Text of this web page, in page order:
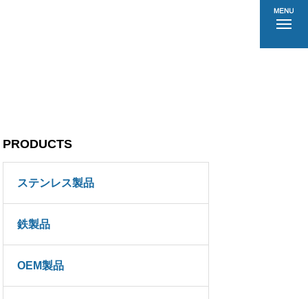
PRODUCTS
ステンレス製品
鉄製品
OEM製品